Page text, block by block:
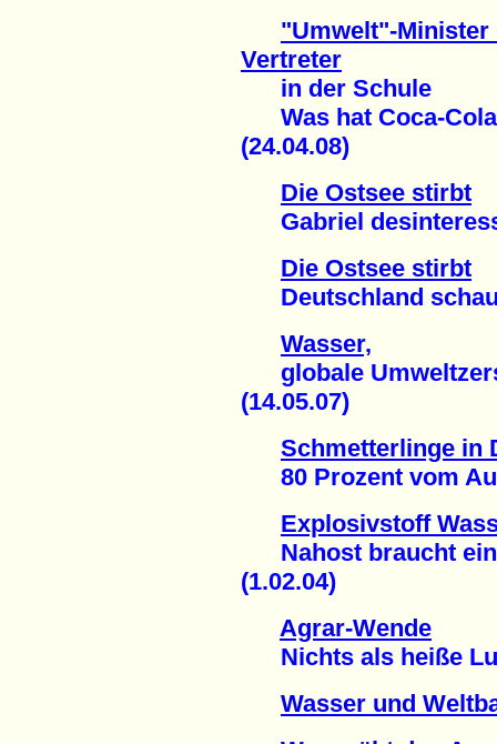
"Umwelt"-Minister
Vertreter
in der Schule
Was hat Coca-
(24.04.08)
Die Ostsee stirbt
Gabriel
Die Ostsee stirbt
Deutschland
Wasser,
globale
(14.05.07)
Schmetterlinge in
80 Prozent vom
Explosivstoff
Nahost braucht
(1.02.04)
Agrar-Wende
Nichts als heiße
Wasser und